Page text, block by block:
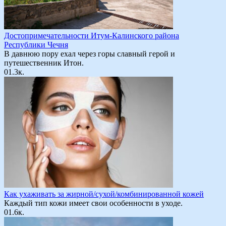
Достопримечательности Итум-Калинского района
Республики Чечня
В давнюю пору ехал через горы славный герой и
путешественник Итон.
01.3к.
Как ухаживать за жирной/сухой/комбинированной кожей
Каждый тип кожи имеет свои особенности в уходе.
01.6к.